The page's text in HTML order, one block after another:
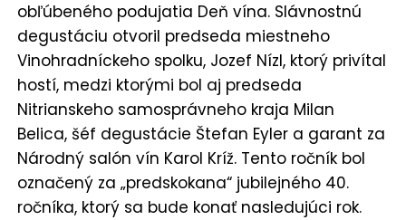
obľúbeného podujatia Deň vína. Slávnostnú
degustáciu otvoril predseda miestneho
Vinohradníckeho spolku, Jozef Nízl, ktorý privítal
hostí, medzi ktorými bol aj predseda
Nitrianskeho samosprávneho kraja Milan
Belica, šéf degustácie Štefan Eyler a garant za
Národný salón vín Karol Kríž. Tento ročník bol
označený za „predskokana“ jubilejného 40.
ročníka, ktorý sa bude konať nasledujúci rok.